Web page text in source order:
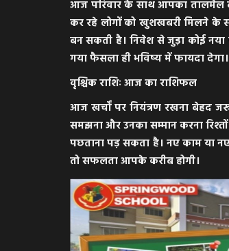
आज परिवार के साथ आपका तालमेल
कर रहे लोगों को खुशखबरी मिलने के
बन सकती है। निवेश से जुड़ा कोई
गया फैसला ही भविष्य में फायदा देगा।
वृश्चिक राशिः आज का राशिफल
आज खर्चों पर नियंत्रण रखना बेहद
समझना और उनका सम्मान करना
पछताना पड़ सकता है। नए काम या
तो सफलता आपके करीब होगी।